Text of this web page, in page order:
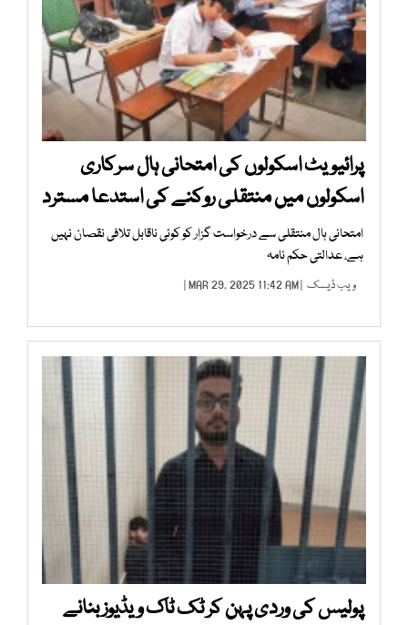
پرائیویٹ اسکولوں کی امتحانی ہال سرکاری
اسکولوں میں منتقلی روکنے کی استدعا مسترد
امتحانی ہال منتقلی سے درخواست گزار کو کوئی ناقابل تلافی نقصان نہیں
ہے، عدالتی حکم نامہ
ویب ڈیسک | MAR 29, 2025 11:42 AM |
پولیس کی وردی پہن کر ٹک ٹاک ویڈیوز بنانے